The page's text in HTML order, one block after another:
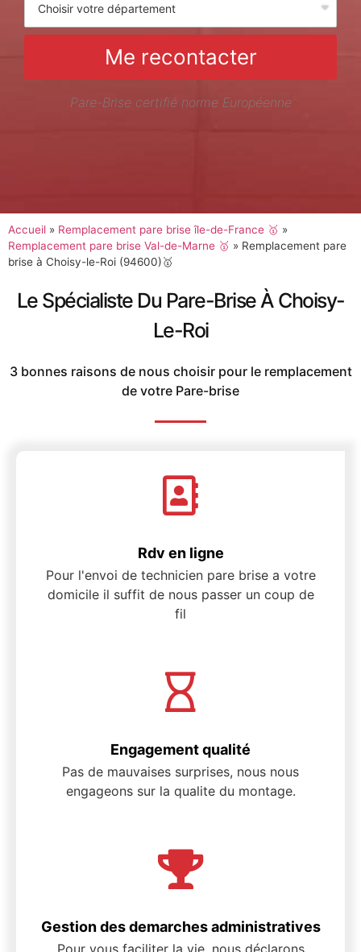
Me recontacter
Pare-Brise certifié norme Européenne
Accueil » Remplacement pare brise île-de-France 🥇 »
Remplacement pare brise Val-de-Marne 🥇 » Remplacement pare
brise à Choisy-le-Roi (94600)🥇
Le Spécialiste Du Pare-Brise À Choisy-
Le-Roi
3 bonnes raisons de nous choisir pour le remplacement
de votre Pare-brise
Rdv en ligne
Pour l'envoi de technicien pare brise a votre
domicile il suffit de nous passer un coup de
fil
Engagement qualité
Pas de mauvaises surprises, nous nous
engageons sur la qualite du montage.
Gestion des demarches administratives
Pour vous faciliter la vie, nous déclarons